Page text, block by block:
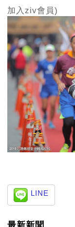
加入ziv會員)
LINE
最新新聞